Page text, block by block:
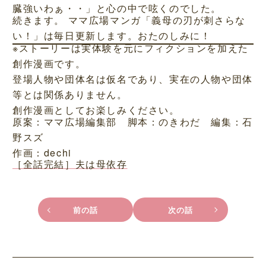
臓強いわぁ・・」と心の中で呟くのでした。
続きます。 ママ広場マンガ「義母の刃が刺さらな
い！」は毎日更新します。おたのしみに！
※ストーリーは実体験を元にフィクションを加えた
創作漫画です。
登場人物や団体名は仮名であり、実在の人物や団体
等とは関係ありません。
創作漫画としてお楽しみください。
原案：ママ広場編集部 脚本：のきわだ 編集：石
野スズ
作画：dechi
［全話完結］夫は母依存
前の話 次の話